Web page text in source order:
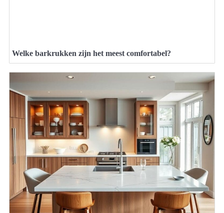
Welke barkrukken zijn het meest comfortabel?